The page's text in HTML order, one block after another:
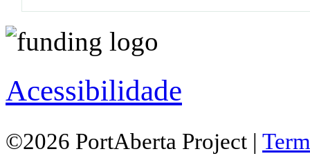
Acessibilidade
©2026 PortAberta Project |